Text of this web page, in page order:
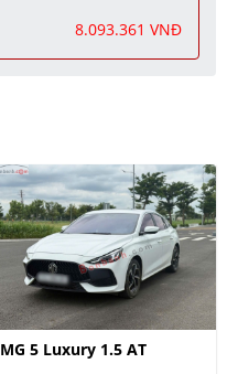
8.093.361 VNĐ
MG 5 Luxury 1.5 AT